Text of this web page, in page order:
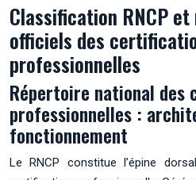
Classification RNCP
officiels des
professionnelles
Répertoire national
professionnelles :
fonctionnement
Le RNCP constitue l’épine